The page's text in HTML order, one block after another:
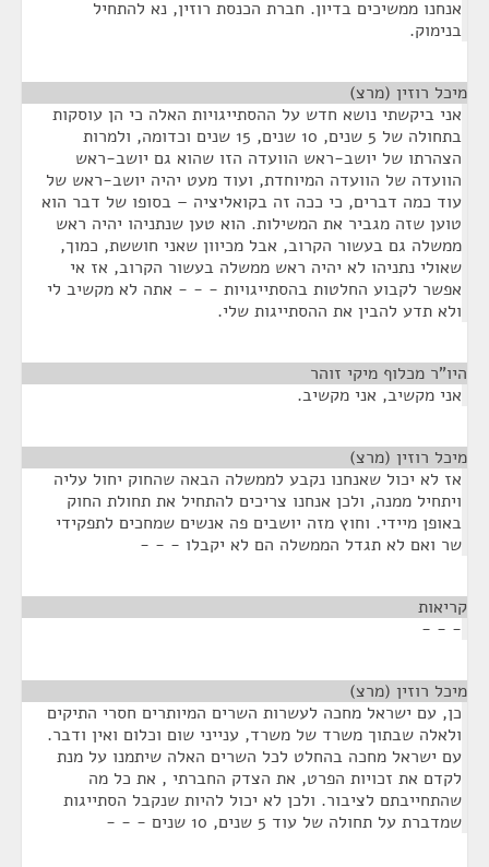
אנחנו ממשיכים בדיון. חברת הכנסת רוזין, נא להתחיל
בנימוק.
מיכל רוזין (מרצ)
אני ביקשתי נושא חדש על ההסתייגויות האלה כי הן עוסקות
בתחולה של 5 שנים, 10 שנים, 15 שנים וכדומה, ולמרות
הצהרתו של יושב-ראש הוועדה הזו שהוא גם יושב-ראש
הוועדה של הוועדה המיוחדת, ועוד מעט יהיה יושב-ראש של
עוד כמה דברים, כי ככה זה בקואליציה – בסופו של דבר הוא
טוען שזה מגביר את המשילות. הוא טען שנתניהו יהיה ראש
ממשלה גם בעשור הקרוב, אבל מכיוון שאני חוששת, כמוך,
שאולי נתניהו לא יהיה ראש ממשלה בעשור הקרוב, אז אי
אפשר לקבוע החלטות בהסתייגויות - - - אתה לא מקשיב לי
ולא תדע להבין את ההסתייגות שלי.
היו"ר מכלוף מיקי זוהר
אני מקשיב, אני מקשיב.
מיכל רוזין (מרצ)
אז לא יכול שאנחנו נקבע לממשלה הבאה שהחוק יחול עליה
ויתחיל ממנה, ולכן אנחנו צריכים להתחיל את תחולת החוק
באופן מיידי. וחוץ מזה יושבים פה אנשים שמחכים לתפקידי
שר ואם לא תגדל הממשלה הם לא יקבלו - - -
קריאות
- - -
מיכל רוזין (מרצ)
כן, עם ישראל מחכה לעשרות השרים המיותרים חסרי התיקים
ולאלה שבתוך משרד של משרד, ענייני שום וכלום ואין ודבר.
עם ישראל מחכה בהחלט לכל השרים האלה שיתמנו על מנת
לקדם את זכויות הפרט, את הצדק החברתי , את כל מה
שהתחייבתם לציבור. ולכן לא יכול להיות שנקבל הסתייגות
שמדברת על תחולה של עוד 5 שנים, 10 שנים - - -